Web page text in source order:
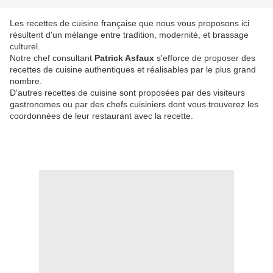
Les recettes de cuisine française que nous vous proposons ici
résultent d'un mélange entre tradition, modernité, et brassage
culturel.
Notre chef consultant Patrick Asfaux s'efforce de proposer des
recettes de cuisine authentiques et réalisables par le plus grand
nombre.
D'autres recettes de cuisine sont proposées par des visiteurs
gastronomes ou par des chefs cuisiniers dont vous trouverez les
coordonnées de leur restaurant avec la recette.